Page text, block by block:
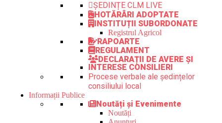
ȘEDINȚE CLM LIVE
HOTĂRÂRI ADOPTATE
INSTITUȚII SUBORDONATE
Registrul Agricol
RAPOARTE
REGULAMENT
DECLARAȚII DE AVERE ȘI
INTERESE CONSILIERI
Procese verbale ale ședințelor
consiliului local
Informații Publice
Noutăți și Evenimente
Noutăți